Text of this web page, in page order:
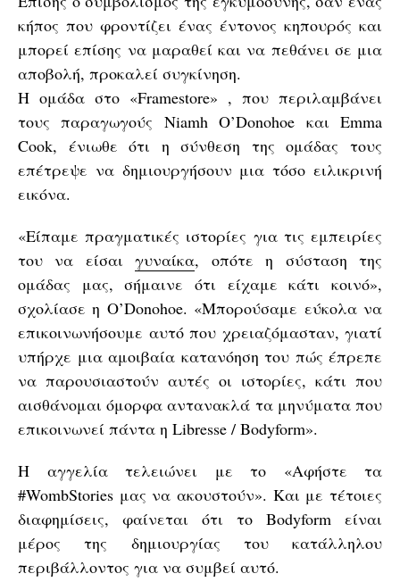
κήπος που φροντίζει ένας έντονος κηπουρός και
μπορεί επίσης να μαραθεί και να πεθάνει σε μια
αποβολή, προκαλεί συγκίνηση.
Η ομάδα στο «Framestore» , που περιλαμβάνει
τους παραγωγούς Niamh O’Donohoe και Emma
Cook, ένιωθε ότι η σύνθεση της ομάδας τους
επέτρεψε να δημιουργήσουν μια τόσο ειλικρινή
εικόνα.
«Είπαμε πραγματικές ιστορίες για τις εμπειρίες
του να είσαιγυναίκα, οπότε η σύσταση της
ομάδας μας, σήμαινε ότι είχαμε κάτι κοινό»,
σχολίασε η O’Donohoe. «Μπορούσαμε εύκολα να
επικοινωνήσουμε αυτό που χρειαζόμασταν, γιατί
υπήρχε μια αμοιβαία κατανόηση του πώς έπρεπε
να παρουσιαστούν αυτές οι ιστορίες, κάτι που
αισθάνομαι όμορφα αντανακλά τα μηνύματα που
επικοινωνεί πάντα η Libresse / Bodyform».
Η αγγελία τελειώνει με το «Αφήστε τα
#WombStories μας να ακουστούν». Και με τέτοιες
διαφημίσεις, φαίνεται ότι το Bodyform είναι
μέρος της δημιουργίας του κατάλληλου
περιβάλλοντος για να συμβεί αυτό.